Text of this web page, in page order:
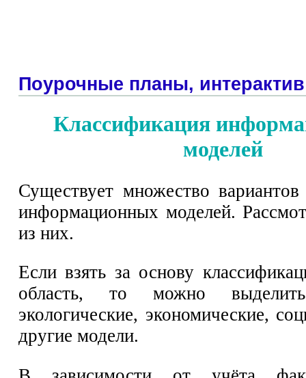
Поурочные планы, интерактив
Классификация
моделей
Существует множество вариантов
информационных моделей.
из них.
Если взять за основу
область, то можно
экологические, экономические,
другие модели.